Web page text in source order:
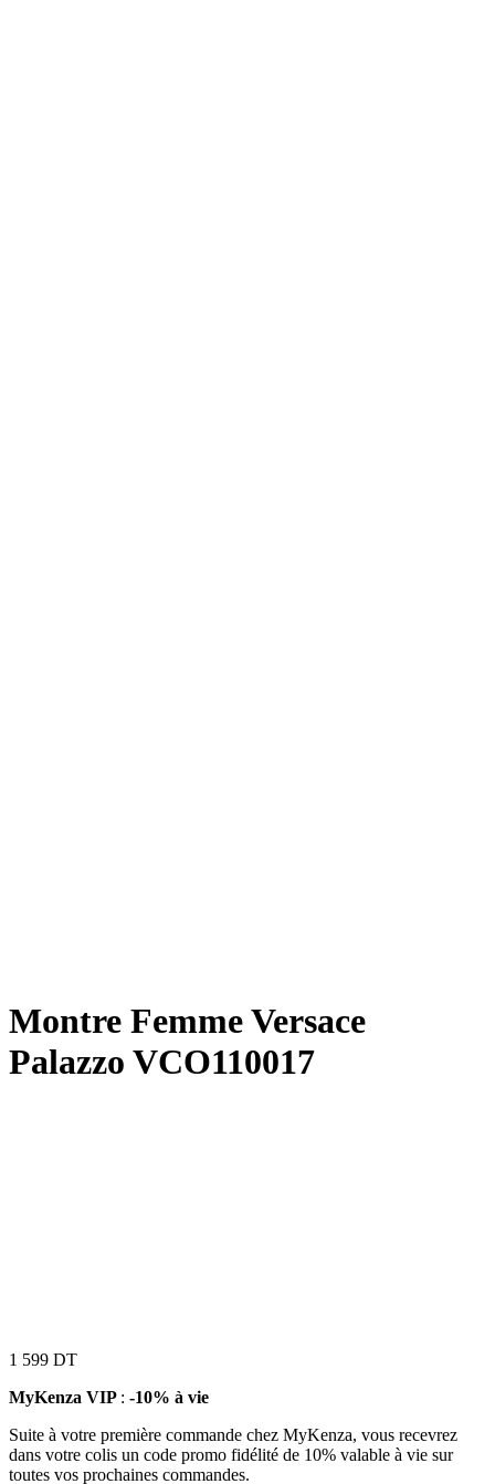
Montre Femme Versace
Palazzo VCO110017
1 599 DT
MyKenza VIP : -10% à vie
Suite à votre première commande chez MyKenza, vous recevrez
dans votre colis un code promo fidélité de 10% valable à vie sur
toutes vos prochaines commandes.